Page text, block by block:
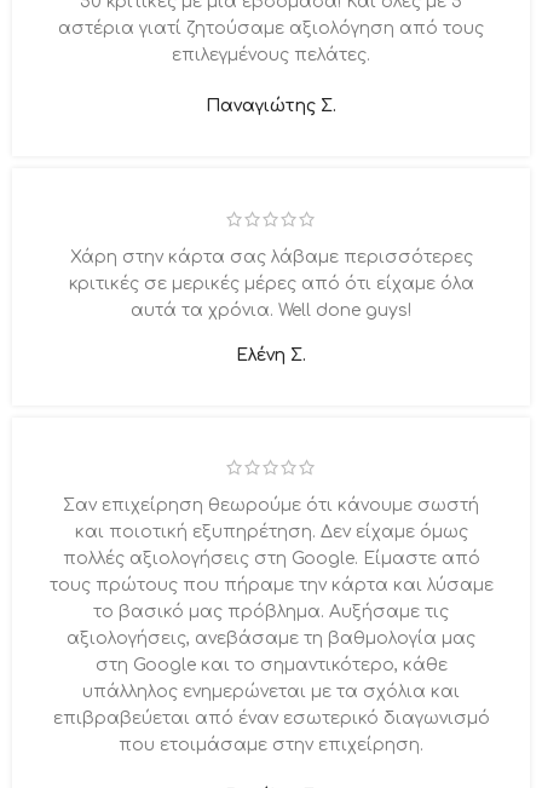
αστέρια γιατί ζητούσαμε αξιολόγηση από τους
επιλεγμένους πελάτες.
Παναγιώτης Σ.
Χάρη στην κάρτα σας λάβαμε περισσότερες
κριτικές σε μερικές μέρες από ότι είχαμε όλα
αυτά τα χρόνια. Well done guys!
Ελένη Σ.
Σαν επιχείρηση θεωρούμε ότι κάνουμε σωστή
και ποιοτική εξυπηρέτηση. Δεν είχαμε όμως
πολλές αξιολογήσεις στη Google. Είμαστε από
τους πρώτους που πήραμε την κάρτα και λύσαμε
το βασικό μας πρόβλημα. Αυξήσαμε τις
αξιολογήσεις, ανεβάσαμε τη βαθμολογία μας
στη Google και το σημαντικότερο, κάθε
υπάλληλος ενημερώνεται με τα σχόλια και
επιβραβεύεται από έναν εσωτερικό διαγωνισμό
που ετοιμάσαμε στην επιχείρηση.